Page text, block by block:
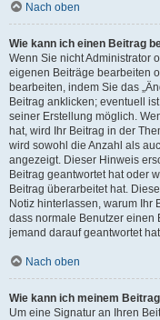
Nach oben
Wie kann ich einen Beitrag
Wenn Sie nicht Administrator
eigenen Beiträge bearbeiten
bearbeiten, indem Sie das
Beitrag anklicken; eventuell
seiner Erstellung möglich.
hat, wird Ihr Beitrag in der
wird sowohl die Anzahl als
angezeigt. Dieser Hinweis
Beitrag geantwortet hat oder
Beitrag überarbeitet hat.
Notiz hinterlassen, warum Ihr
dass normale Benutzer einen
jemand darauf geantwortet
Nach oben
Wie kann ich meinem
Um eine Signatur an Ihren